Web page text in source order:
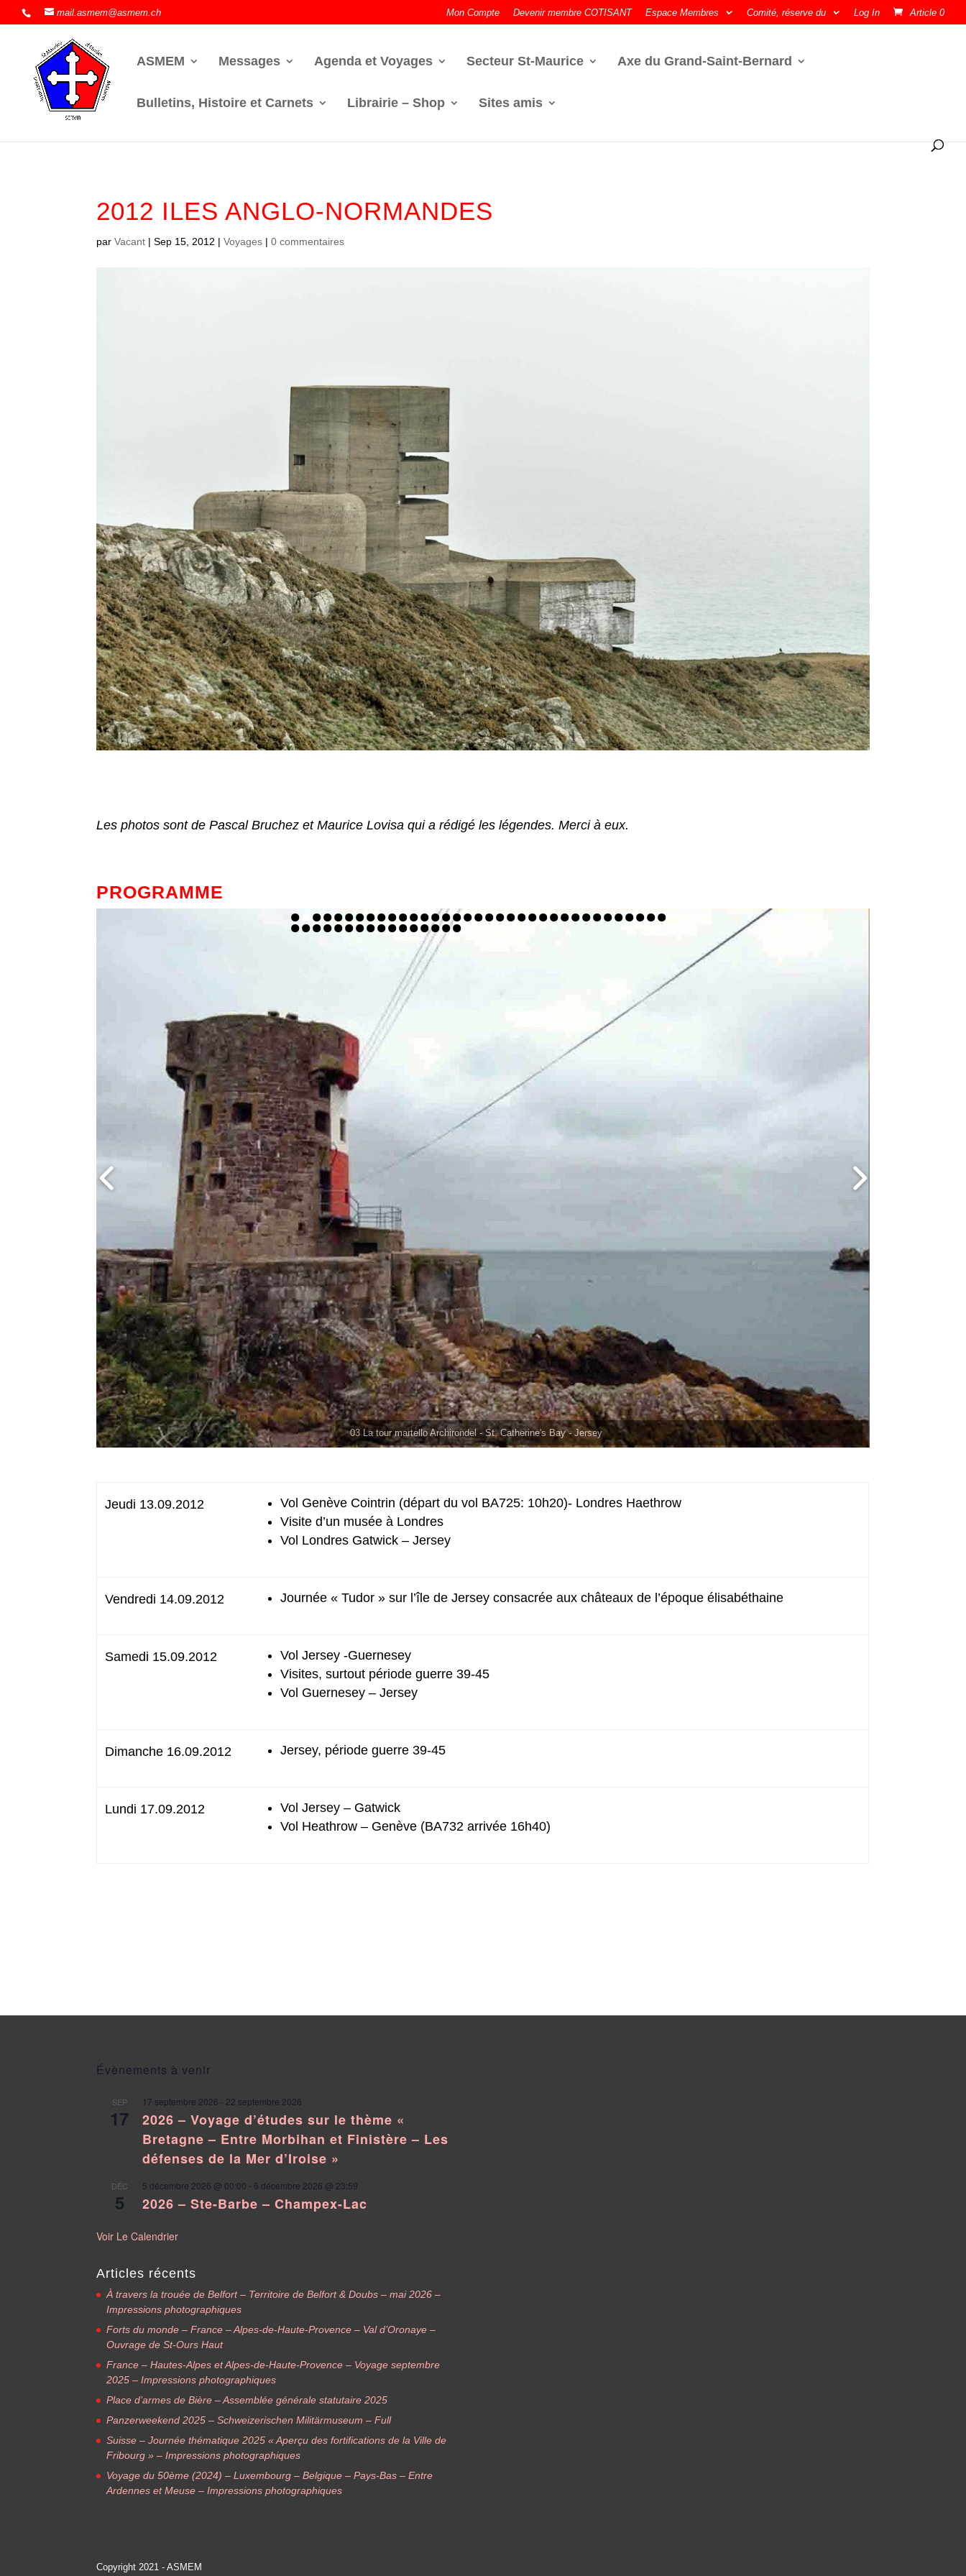
mail.asmem@asmem.ch Mon Compte Devenir membre COTISANT Espace Membres Comité, réserve du Log In Article 0
ASMEM Messages Agenda et Voyages Secteur St-Maurice Axe du Grand-Saint-Bernard
Bulletins, Histoire et Carnets Librairie – Shop Sites amis
2012 ILES ANGLO-NORMANDES
parVacant |Sep 15, 2012 |Voyages |0 commentaires
Les photos sont de Pascal Bruchez et Maurice Lovisa qui a rédigé les légendes. Merci à eux.
PROGRAMME
03 La tour martello Archirondel - St. Catherine's Bay - Jersey
Jeudi 13.09.2012
Vol Genève Cointrin (départ du vol BA725: 10h20)- Londres Haethrow
Visite d’un musée à Londres
Vol Londres Gatwick – Jersey
Vendredi 14.09.2012 Journée « Tudor » sur l’île de Jersey consacrée aux châteaux de l’époque élisabéthaine
Samedi 15.09.2012
Vol Jersey -Guernesey
Visites, surtout période guerre 39-45
Vol Guernesey – Jersey
Dimanche 16.09.2012 Jersey, période guerre 39-45
Lundi 17.09.2012
Vol Jersey – Gatwick
Vol Heathrow – Genève (BA732 arrivée 16h40)
Évènements à venir
SEP
17
17 septembre 2026 - 22 septembre 2026
2026 – Voyage d’études sur le thème «
Bretagne – Entre Morbihan et Finistère – Les
défenses de la Mer d’Iroise »
DÉC
5
5 décembre 2026 @ 00:00 - 6 décembre 2026 @ 23:59
2026 – Ste-Barbe – Champex-Lac
Voir Le Calendrier
Articles récents
À travers la trouée de Belfort – Territoire de Belfort & Doubs – mai 2026 –
Impressions photographiques
Forts du monde – France – Alpes-de-Haute-Provence – Val d’Oronaye –
Ouvrage de St-Ours Haut
France – Hautes-Alpes et Alpes-de-Haute-Provence – Voyage septembre
2025 – Impressions photographiques
Place d’armes de Bière – Assemblée générale statutaire 2025
Panzerweekend 2025 – Schweizerischen Militärmuseum – Full
Suisse – Journée thématique 2025 « Aperçu des fortifications de la Ville de
Fribourg » – Impressions photographiques
Voyage du 50ème (2024) – Luxembourg – Belgique – Pays-Bas – Entre
Ardennes et Meuse – Impressions photographiques
Copyright 2021 - ASMEM